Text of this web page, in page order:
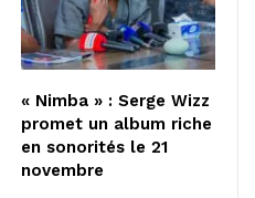
« Nimba » : Serge Wizz
promet un album riche
en sonorités le 21
novembre